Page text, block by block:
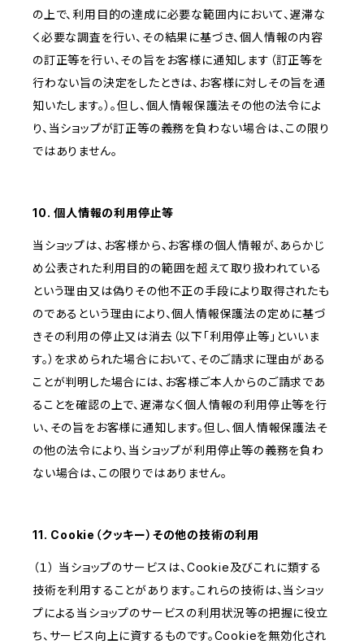
の上で、利用目的の達成に必要な範囲内において、遅滞な
く必要な調査を行い、その結果に基づき、個人情報の内容
の訂正等を行い、その旨をお客様に通知します（訂正等を
行わない旨の決定をしたときは、お客様に対しその旨を通
知いたします。）。但し、個人情報保護法その他の法令によ
り、当ショップが訂正等の義務を負わない場合は、この限り
ではありません。
10. 個人情報の利用停止等
当ショップは、お客様から、お客様の個人情報が、あらかじ
め公表された利用目的の範囲を超えて取り扱われている
という理由又は偽りその他不正の手段により取得されたも
のであるという理由により、個人情報保護法の定めに基づ
きその利用の停止又は消去（以下「利用停止等」といいま
す。）を求められた場合において、そのご請求に理由がある
ことが判明した場合には、お客様ご本人からのご請求であ
ることを確認の上で、遅滞なく個人情報の利用停止等を行
い、その旨をお客様に通知します。但し、個人情報保護法そ
の他の法令により、当ショップが利用停止等の義務を負わ
ない場合は、この限りではありません。
11. Cookie（クッキー）その他の技術の利用
（１） 当ショップのサービスは、Cookie及びこれに類する
技術を利用することがあります。これらの技術は、当ショッ
プによる当ショップのサービスの利用状況等の把握に役立
ち、サービス向上に資するものです。Cookieを無効化され